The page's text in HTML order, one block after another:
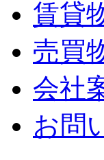
賃貸
売買
会社
お問